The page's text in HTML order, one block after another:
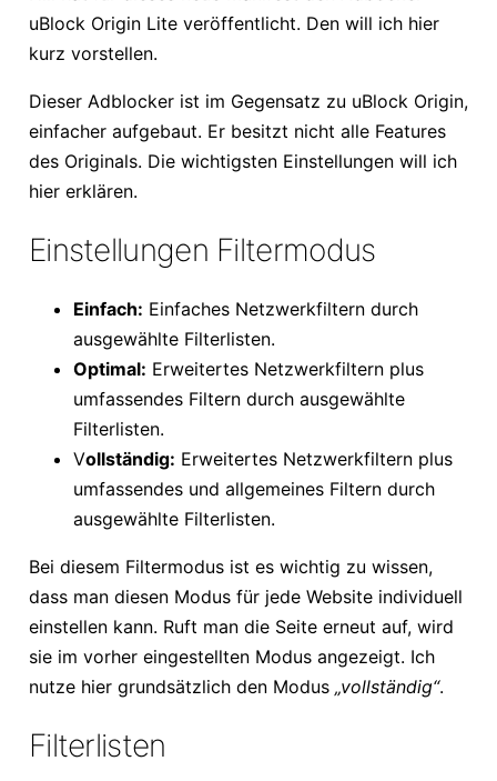
uBlock Origin Lite veröffentlicht. Den will ich hier
kurz vorstellen.
Dieser Adblocker ist im Gegensatz zu uBlock Origin,
einfacher aufgebaut. Er besitzt nicht alle Features
des Originals. Die wichtigsten Einstellungen will ich
hier erklären.
Einstellungen Filtermodus
Einfach: Einfaches Netzwerkfiltern durch
ausgewählte Filterlisten.
Optimal: Erweitertes Netzwerkfiltern plus
umfassendes Filtern durch ausgewählte
Filterlisten.
Vollständig: Erweitertes Netzwerkfiltern plus
umfassendes und allgemeines Filtern durch
ausgewählte Filterlisten.
Bei diesem Filtermodus ist es wichtig zu wissen,
dass man diesen Modus für jede Website individuell
einstellen kann. Ruft man die Seite erneut auf, wird
sie im vorher eingestellten Modus angezeigt. Ich
nutze hier grundsätzlich den Modus „vollständig“.
Filterlisten